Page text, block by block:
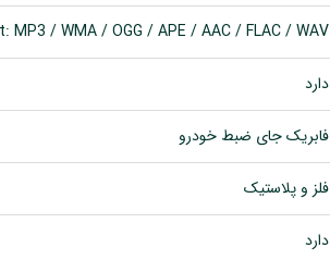
MP3 / WMA / OGG / APE / AAC / FLAC / WAV
دارد
فابریک جای ضبط خودرو
فلز و پلاستیک
دارد